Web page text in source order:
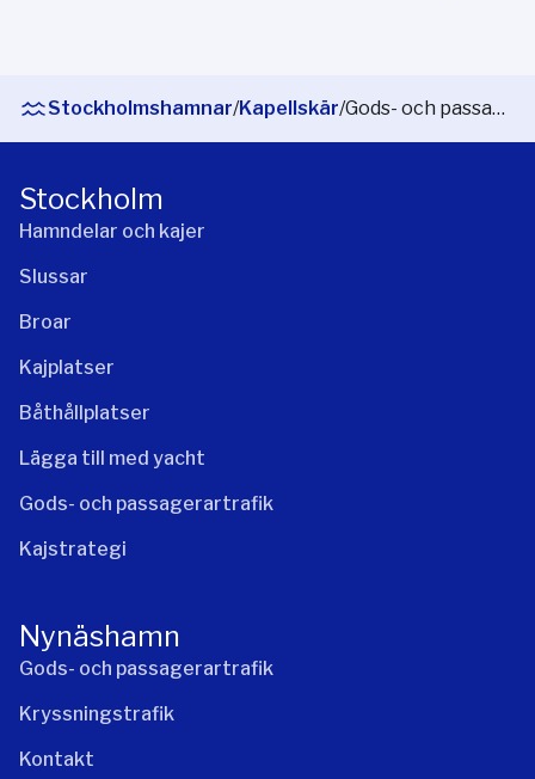
Stockholmshamnar/Kapellskär/ Gods- och passagerartrafik
Stockholm
Hamndelar och kajer
Slussar
Broar
Kajplatser
Båthållplatser
Lägga till med yacht
Gods- och passagerartrafik
Kajstrategi
Nynäshamn
Gods- och passagerartrafik
Kryssningstrafik
Kontakt